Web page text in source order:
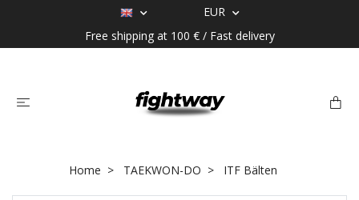
EUR
Free shipping at 100 € / Fast delivery
Home TAEKWON-DO ITF Bälten